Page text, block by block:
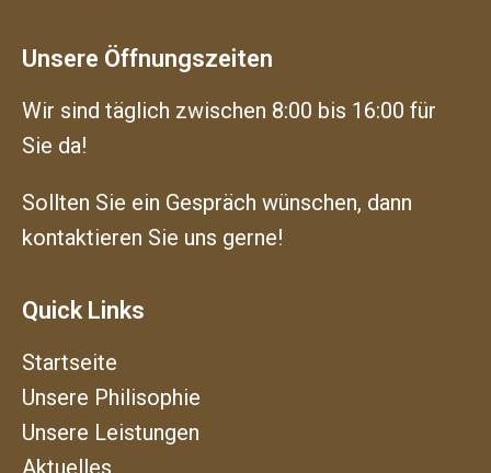
Unsere Öffnungszeiten
Wir sind täglich zwischen 8:00 bis 16:00 für
Sie da!
Sollten Sie ein Gespräch wünschen, dann
kontaktieren Sie uns gerne!
Quick Links
Startseite
Unsere Philisophie
Unsere Leistungen
Aktuelles